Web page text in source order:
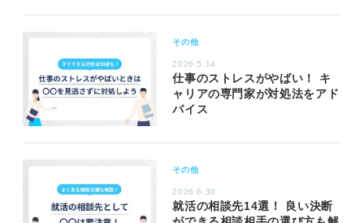
その他
2026.5.14
仕事のストレスがやばい！ キ
ャリアの専門家が対処法をアド
バイス
その他
2026.6.30
就活の相談先14選！ 良い決断